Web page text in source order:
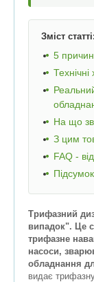
Зміст статті:
5
На що
З цим
FAQ -
Трифазний
випадок". Це
трифазне
насоси,
обладнання
видає